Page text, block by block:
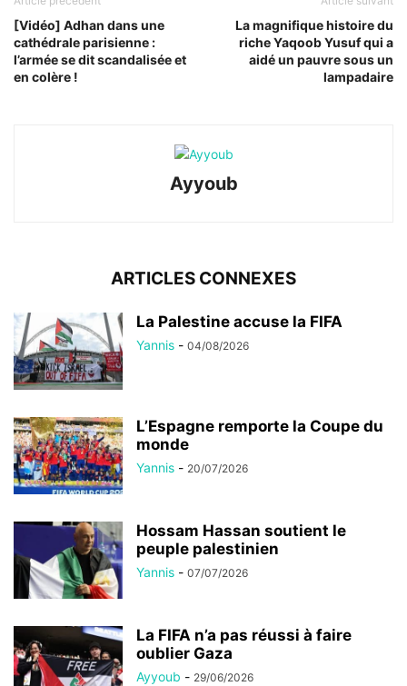
[Vidéo] Adhan dans une
cathédrale parisienne :
l’armée se dit scandalisée et
en colère !
La magnifique histoire du
riche Yaqoob Yusuf qui a
aidé un pauvre sous un
lampadaire
Ayyoub
ARTICLES CONNEXES
La Palestine accuse la FIFA
Yannis - 04/08/2026
L’Espagne remporte la Coupe du
monde
Yannis - 20/07/2026
Hossam Hassan soutient le
peuple palestinien
Yannis - 07/07/2026
La FIFA n’a pas réussi à faire
oublier Gaza
Ayyoub - 29/06/2026